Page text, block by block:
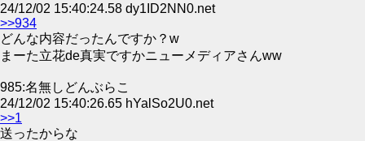
24/12/02 15:40:24.58 dy1ID2NN0.net
>>934
どんな内容だったんですか？w
まーた立花de真実ですかニューメディアさんww
985:名無しどんぶらこ
24/12/02 15:40:26.65 hYalSo2U0.net
>>1
送ったからな